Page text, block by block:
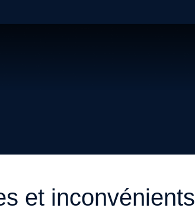
et inconvénients